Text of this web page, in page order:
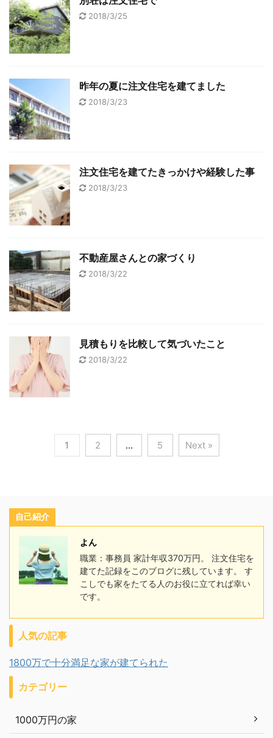
2018/3/25
昨年の夏に注文住宅を建てました
2018/3/23
注文住宅を建てたきっかけや経験した事
2018/3/23
不動産屋さんとの家づくり
2018/3/22
見積もりを比較して気づいたこと
2018/3/22
1 2 … 5 Next »
自己紹介
よん
職業：事務員 家計年収370万円。 注文住宅を
建てた記録をこのブログに残しています。 す
こしでも家をたてる人のお役に立てれば幸い
です。
人気の記事
1800万で十分満足な家が建てられた
カテゴリー
1000万円の家